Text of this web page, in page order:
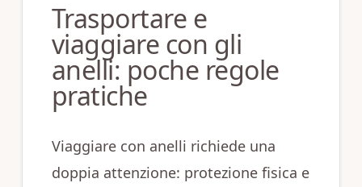
Trasportare e
viaggiare con gli
anelli: poche regole
pratiche
Viaggiare con anelli richiede una
doppia attenzione: protezione fisica e